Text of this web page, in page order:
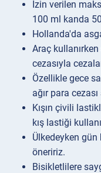
İzin verilen
100 ml kanda
Hollanda'da
Araç
cezasıyla
Özellikle gece
ağır para
Kışın çivili
kış lastiği
Ülkedeyken gün
öneririz.
Bisikletlilere